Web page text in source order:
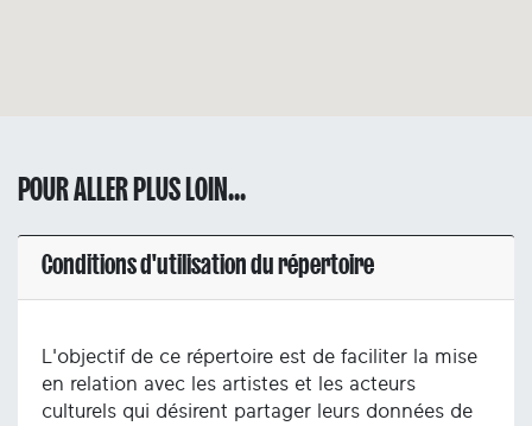
POUR ALLER PLUS LOIN...
Conditions d'utilisation du répertoire
L'objectif de ce répertoire est de faciliter la mise
en relation avec les artistes et les acteurs
culturels qui désirent partager leurs données de